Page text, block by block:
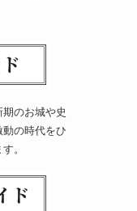
のお城や史
の時代をひ
。